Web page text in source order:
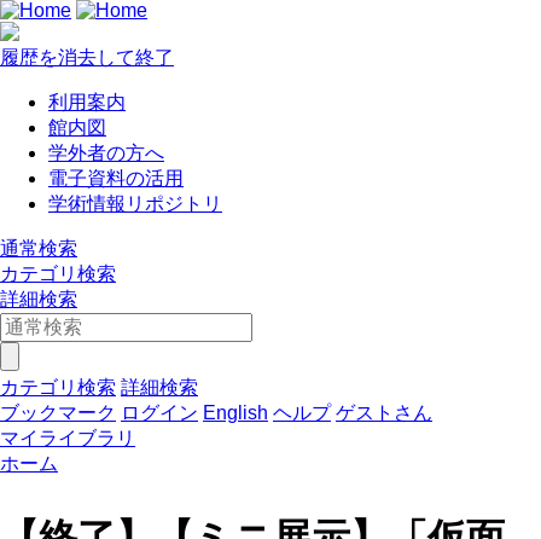
履歴を消去して終了
利用案内
館内図
学外者の方へ
電子資料の活用
学術情報リポジトリ
通常検索
カテゴリ検索
詳細検索
カテゴリ検索 詳細検索
ブックマーク ログイン English ヘルプ ゲストさん
マイライブラリ
ホーム